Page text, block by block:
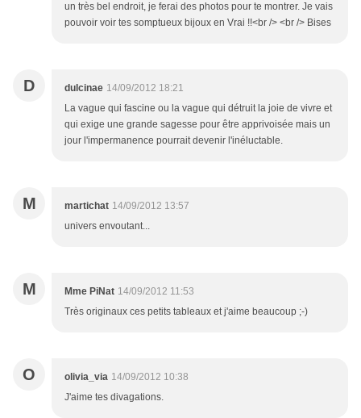
un très bel endroit, je ferai des photos pour te montrer. Je vais
pouvoir voir tes somptueux bijoux en Vrai !!<br /> <br /> Bises
D dulcinae 14/09/2012 18:21
La vague qui fascine ou la vague qui détruit la joie de vivre et
qui exige une grande sagesse pour être apprivoisée mais un
jour l'impermanence pourrait devenir l'inéluctable.
M martichat 14/09/2012 13:57
univers envoutant...
M Mme PiNat 14/09/2012 11:53
Très originaux ces petits tableaux et j'aime beaucoup ;-)
O olivia_via 14/09/2012 10:38
J'aime tes divagations.